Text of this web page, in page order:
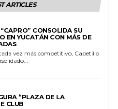
ARTICLES
CONSOLIDA SU
EN YUCATÁN CON MÁS DE
vez más competitivo, Capetillo
“PLAZA DE LA
CLUB